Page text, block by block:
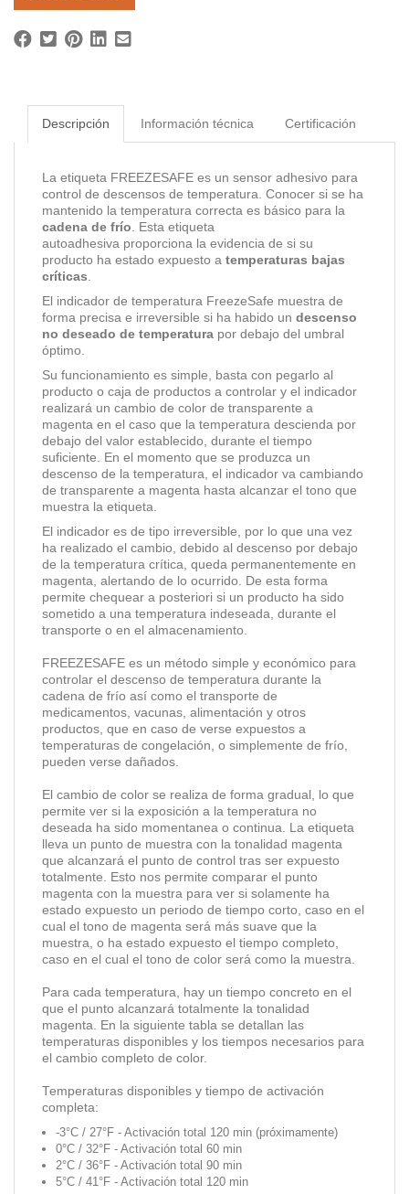
Descripción Información técnica Certificación
La etiqueta FREEZESAFE es un sensor adhesivo para
control de descensos de temperatura. Conocer si se ha
mantenido la temperatura correcta es básico para la
cadena de frío. Esta etiqueta
autoadhesiva proporciona la evidencia de si su
producto ha estado expuesto a temperaturas bajas
críticas.
El indicador de temperatura FreezeSafe muestra de
forma precisa e irreversible si ha habido un descenso
no deseado de temperatura por debajo del umbral
óptimo.
Su funcionamiento es simple, basta con pegarlo al
producto o caja de productos a controlar y el indicador
realizará un cambio de color de transparente a
magenta en el caso que la temperatura descienda por
debajo del valor establecido, durante el tiempo
suficiente. En el momento que se produzca un
descenso de la temperatura, el indicador va cambiando
de transparente a magenta hasta alcanzar el tono que
muestra la etiqueta.
El indicador es de tipo irreversible, por lo que una vez
ha realizado el cambio, debido al descenso por debajo
de la temperatura crítica, queda permanentemente en
magenta, alertando de lo ocurrido. De esta forma
permite chequear a posteriori si un producto ha sido
sometido a una temperatura indeseada, durante el
transporte o en el almacenamiento.
FREEZESAFE es un método simple y económico para
controlar el descenso de temperatura durante la
cadena de frío así como el transporte de
medicamentos, vacunas, alimentación y otros
productos, que en caso de verse expuestos a
temperaturas de congelación, o simplemente de frío,
pueden verse dañados.
El cambio de color se realiza de forma gradual, lo que
permite ver si la exposición a la temperatura no
deseada ha sido momentanea o continua. La etiqueta
lleva un punto de muestra con la tonalidad magenta
que alcanzará el punto de control tras ser expuesto
totalmente. Esto nos permite comparar el punto
magenta con la muestra para ver si solamente ha
estado expuesto un periodo de tiempo corto, caso en el
cual el tono de magenta será más suave que la
muestra, o ha estado expuesto el tiempo completo,
caso en el cual el tono de color será como la muestra.
Para cada temperatura, hay un tiempo concreto en el
que el punto alcanzará totalmente la tonalidad
magenta. En la siguiente tabla se detallan las
temperaturas disponibles y los tiempos necesarios para
el cambio completo de color.
Temperaturas disponibles y tiempo de activación
completa:
-3°C / 27°F - Activación total 120 min (próximamente)
0°C / 32°F - Activación total 60 min
2°C / 36°F - Activación total 90 min
5°C / 41°F - Activación total 120 min